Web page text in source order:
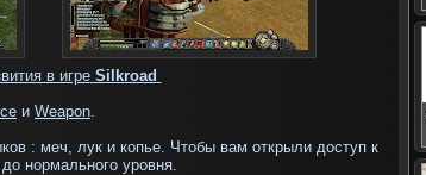
в игреSilkroad
и Weapon
: меч, лук и копье. Чтобы вам открыли доступ к
нормального уровня.